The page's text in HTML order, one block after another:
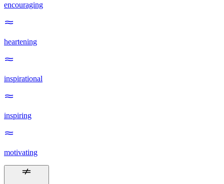
encouraging
heartening
inspirational
inspiring
motivating